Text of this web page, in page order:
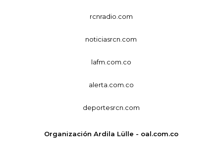
rcnradio.com
noticiasrcn.com
lafm.com.co
alerta.com.co
deportesrcn.com
Organización Ardila Lülle - oal.com.co